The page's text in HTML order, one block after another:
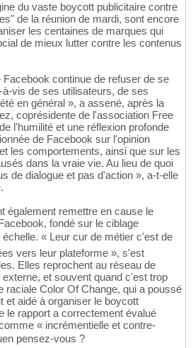
du vaste boycott publicitaire contre
de la réunion de mardi, sont encore
les centaines de marques qui
de mieux lutter contre les contenus
continue de refuser de se
vis de ses utilisateurs, de ses
en général », a assené, après la
coprésidente de l'association Free
l'humilité et une réflexion profonde
de Facebook sur l'opinion
les comportements, ainsi que sur les
dans la vraie vie. Au lieu de quoi
de dialogue et pas d'action », a-t-elle
également remettre en cause le
fondé sur le ciblage
« Leur cur de métier c'est de
vers leur plateforme », s'est
Elles reprochent au réseau de
et souvent quand c'est trop
raciale Color Of Change, qui a poussé
et aidé à organiser le boycott
le rapport a correctement évalué
« incrémentielle et contre-
pensez-vous ?